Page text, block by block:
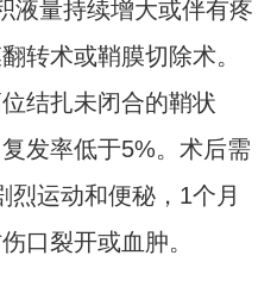
液量持续增大或伴有疼
转术或鞘膜切除术。
结扎未闭合的鞘状
发率低于5%。术后需
烈运动和便秘，1个月
口裂开或血肿。